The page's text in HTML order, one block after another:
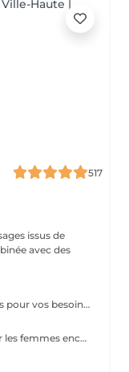
517
issus de
avec des
On choisira un mélange dhuiles essentielles pour vos besoins physiques. Un massage thérapeutique à laide dune technique spéciale pour vider les poches de liquide lymphatique et de rétention deau. Ce traitement est conçu pour aider à stimuler la circulation et daccroître la capacité du corps à éliminer les toxines et à absorber les éléments nutritifs. Vos huiles essentielles préférées peuvent être sélectionnées à votre arrivée.
- 60 minutes - Ce massage spécifique pour les femmes enceintes permet de soulager le dos, les jambes et toutes autres parties du corps les plus mises à rude épreuve durant la grossesse. Attention ! Ce massage est toutefois déconseillé les 3 premiers mois et le dernier mois de grossesse.